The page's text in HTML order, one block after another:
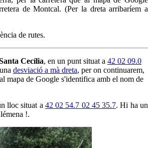
de Montcal. (Per la dreta arribaríem a
de rutes.
Cecília, en un punt situat a 42 02 09.0
desviació a mà dreta, per on continuarem,
mapa de Google s'identifica amb el nom de
lloc situat a 42 02 54.7 02 45 35.7. Hi ha un
!.